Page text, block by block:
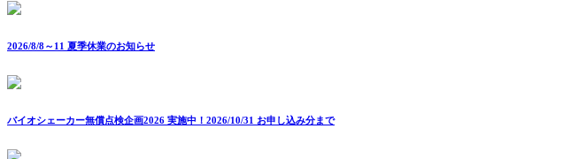
2026/8/8～11 夏季休業のお知らせ
バイオシェーカー無償点検企画2026 実施中！2026/10/31 お申し込み分まで